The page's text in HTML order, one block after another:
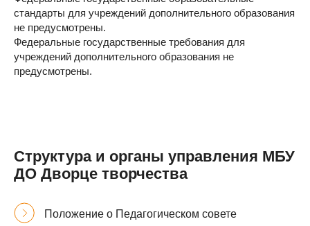
стандарты для учреждений дополнительного образования
не предусмотрены.
Федеральные государственные требования для
учреждений дополнительного образования не
предусмотрены.
Структура и органы управления МБУ
ДО Дворце творчества
Положение о Педагогическом совете